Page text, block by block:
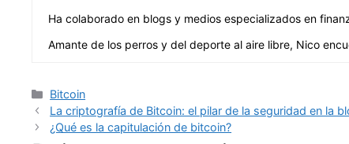
Ha colaborado en blogs y medios especializados en
Amante de los perros y del deporte al aire libre, Nico
Categorías
Bitcoin
La criptografía de Bitcoin: el pilar de la seguridad en la
¿Qué es la capitulación de bitcoin?